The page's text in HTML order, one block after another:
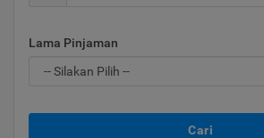
Lama Pinjaman
Cari